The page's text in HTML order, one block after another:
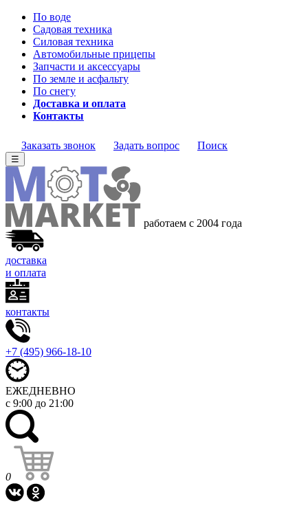
По воде
Садовая техника
Силовая техника
Автомобильные прицепы
Запчасти и аксессуары
По земле и асфальту
По снегу
Доставка и оплата
Контакты
Заказать звонок Задать вопрос Поиск
☰
работаем с 2004 года
доставка
и оплата
контакты
+7 (495) 966-18-10
ЕЖЕДНЕВНО
с 9:00 до 21:00
0